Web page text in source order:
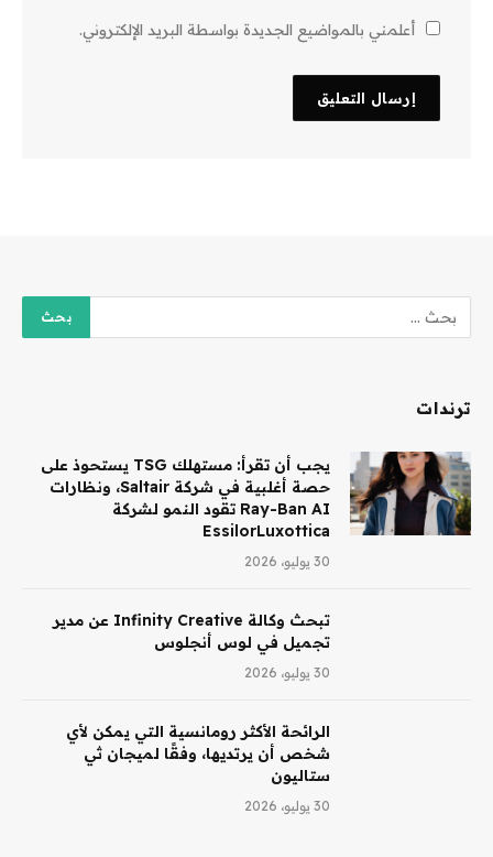
أعلمني بالمواضيع الجديدة بواسطة البريد الإلكتروني.
ترندات
يجب أن تقرأ: مستهلك TSG يستحوذ على
حصة أغلبية في شركة Saltair، ونظارات
Ray-Ban AI تقود النمو لشركة
EssilorLuxottica
30 يوليو، 2026
تبحث وكالة Infinity Creative عن مدير
تجميل في لوس أنجلوس
30 يوليو، 2026
الرائحة الأكثر رومانسية التي يمكن لأي
شخص أن يرتديها، وفقًا لميجان ثي
ستاليون
30 يوليو، 2026